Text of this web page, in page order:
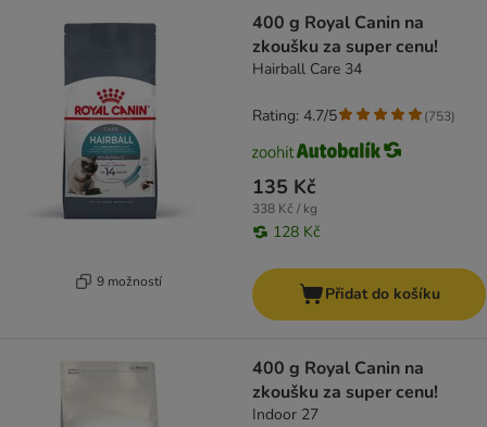
9 možností
400 g Royal Canin na
zkoušku za super cenu!
Hairball Care 34
135 Kč
338 Kč / kg
128 Kč
Rating: 4.7/5 (753)
Přidat do košíku
400 g Royal Canin na
zkoušku za super cenu!
Indoor 27